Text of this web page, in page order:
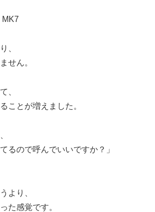
MK7
、
せん。
、
ことが増えました。
るので呼んでいいですか？」
より、
た感覚です。